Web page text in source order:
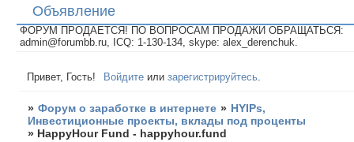
Объявление
ФОРУМ ПРОДАЕТСЯ! ПО ВОПРОСАМ ПРОДАЖИ ОБРАЩАТЬСЯ:
admin@forumbb.ru, ICQ: 1-130-134, skype: alex_derenchuk.
Привет, Гость! Войдите илизарегистрируйтесь
» Форум о заработке в интернете » HYIPs,
Инвестиционные проекты, вклады под проценты
» HappyHour Fund - happyhour.fund